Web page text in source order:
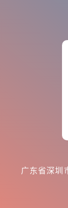
广东省深